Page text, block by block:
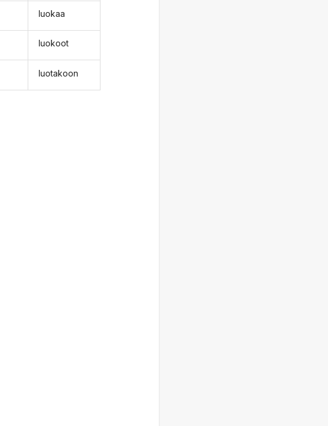
luokaa
luokoot
luotakoon